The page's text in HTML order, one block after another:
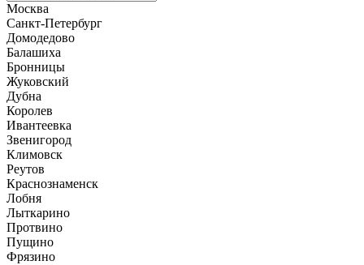
Москва
Санкт-Петербург
Домодедово
Балашиха
Бронницы
Жуковский
Дубна
Королев
Ивантеевка
Звенигород
Климовск
Реутов
Краснознаменск
Лобня
Лыткарино
Протвино
Пущино
Фрязино